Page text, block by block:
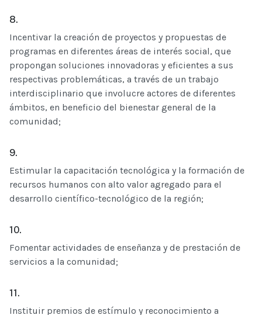
8.
Incentivar la creación de proyectos y propuestas de
programas en diferentes áreas de interés social, que
propongan soluciones innovadoras y eficientes a sus
respectivas problemáticas, a través de un trabajo
interdisciplinario que involucre actores de diferentes
ámbitos, en beneficio del bienestar general de la
comunidad;
9.
Estimular la capacitación tecnológica y la formación de
recursos humanos con alto valor agregado para el
desarrollo científico-tecnológico de la región;
10.
Fomentar actividades de enseñanza y de prestación de
servicios a la comunidad;
11.
Instituir premios de estímulo y reconocimiento a